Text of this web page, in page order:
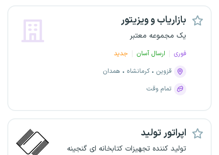
بازاریاب و ویزیتور
یک مجموعه معتبر
فوری ارسال آسان
جدید
قزوین
کرمانشاه
همدان
تمام وقت
اپراتور تولید
تولید کننده تجهیزات کتابخانه ای گنجینه